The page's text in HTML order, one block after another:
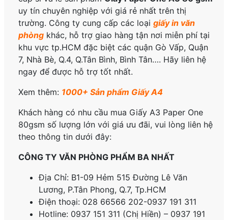
uy tín chuyên nghiệp với giá rẻ nhất trên thị
trường. Công ty cung cấp các loạigiấy in văn
phòng khác, hỗ trợ giao hàng tận nơi miễn phí tại
khu vực tp.HCM đặc biệt các quận Gò Vấp, Quận
7, Nhà Bè, Q.4, Q.Tân Bình, Bình Tân…. Hãy liên hệ
ngay để được hỗ trợ tốt nhất.
Xem thêm: 1000+ Sản phẩm Giấy A4
Khách hàng có nhu cầu mua Giấy A3 Paper One
80gsm số lượng lớn với giá ưu đãi, vui lòng liên hệ
theo thông tin dưới đây:
CÔNG TY VĂN PHÒNG PHẨM BA NHẤT
Địa Chỉ: B1-09 Hẻm 515 Đường Lê Văn
Lương, P.Tân Phong, Q.7, Tp.HCM
Điện thoại: 028 66566 202-0937 191 311
Hotline: 0937 151 311 (Chị Hiền) – 0937 191